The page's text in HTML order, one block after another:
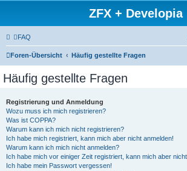
ZFX + Developia
FAQ
Foren-Übersicht Häufig gestellte Fragen
Häufig gestellte Fragen
Registrierung und Anmeldung
Wozu muss ich mich registrieren?
Was ist COPPA?
Warum kann ich mich nicht registrieren?
Ich habe mich registriert, kann mich aber nicht anmelden!
Warum kann ich mich nicht anmelden?
Ich habe mich vor einiger Zeit registriert, kann mich aber
Ich habe mein Passwort vergessen!